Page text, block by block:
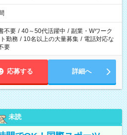
な休憩があります。
不要 / 40～50代活躍中 / 副業・Wワーク
勤務 / 10名以上の大量募集 / 電話対応な
要
応募する 詳細へ
未読